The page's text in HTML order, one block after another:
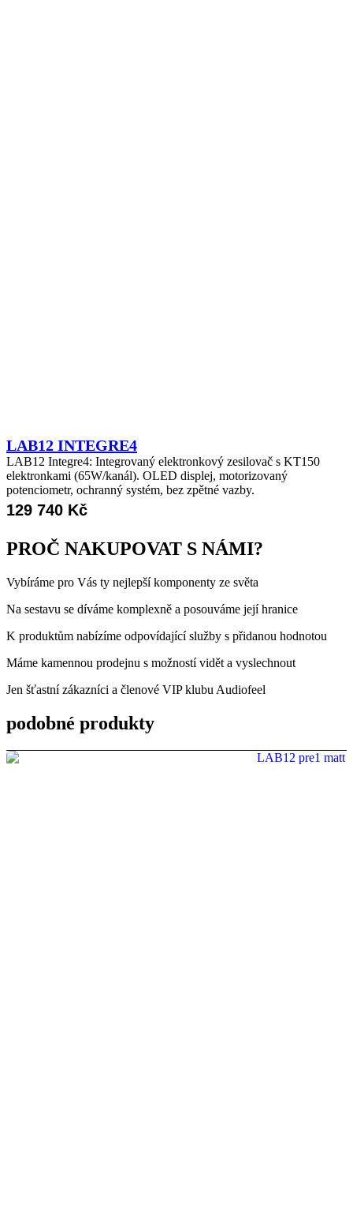
LAB12 INTEGRE4
LAB12 Integre4: Integrovaný elektronkový zesilovač s KT150
elektronkami (65W/kanál). OLED displej, motorizovaný
potenciometr, ochranný systém, bez zpětné vazby.
129 740 Kč
PROČ NAKUPOVAT S NÁMI?
Vybíráme pro Vás ty nejlepší komponenty ze světa
Na sestavu se díváme komplexně a posouváme její hranice
K produktům nabízíme odpovídající služby s přidanou hodnotou
Máme kamennou prodejnu s možností vidět a vyslechnout
Jen šťastní zákazníci a členové VIP klubu Audiofeel
podobné produkty